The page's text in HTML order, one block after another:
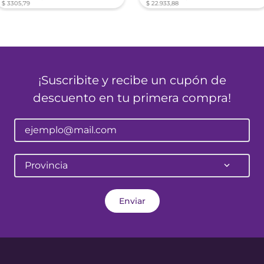
$ 3305,79
$ 22.933,88
¡Suscribite y recibe un cupón de
descuento en tu primera compra!
Provincia
Enviar